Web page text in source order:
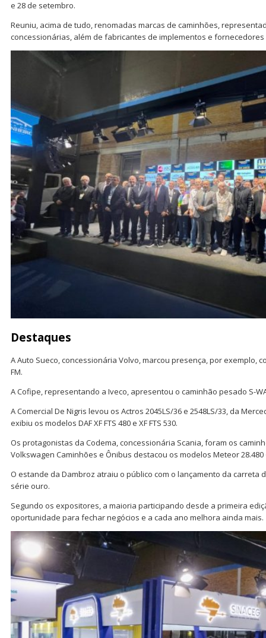
e 28 de setembro.
Reuniu, acima de tudo, renomadas marcas de caminhões,
concessionárias, além de fabricantes de implementos e fornecedores
Destaques
A Auto Sueco, concessionária Volvo, marcou presença, por exemplo,
FM.
A Cofipe, representando a Iveco, apresentou o caminhão pesado S-
A Comercial De Nigris levou os Actros 2045LS/36 e 2548LS/33, da
exibiu os modelos DAF XF FTS 480 e XF FTS 530.
Os protagonistas da Codema, concessionária Scania, foram os
Volkswagen Caminhões e Ônibus destacou os modelos Meteor 28.480
O estande da Dambroz atraiu o público com o lançamento da carreta
série ouro.
Segundo os expositores, a maioria participando desde a primeira
oportunidade para fechar negócios e a cada ano melhora ainda mais.